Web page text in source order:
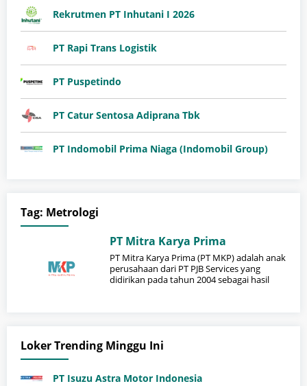
Rekrutmen PT Inhutani I 2026
PT Rapi Trans Logistik
PT Puspetindo
PT Catur Sentosa Adiprana Tbk
PT Indomobil Prima Niaga (Indomobil Group)
Tag: Metrologi
PT Mitra Karya Prima
PT Mitra Karya Prima (PT MKP) adalah anak
perusahaan dari PT PJB Services yang
didirikan pada tahun 2004 sebagai hasil
Loker Trending Minggu Ini
PT Isuzu Astra Motor Indonesia